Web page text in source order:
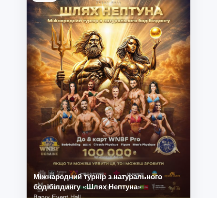
Міжнародний турнір з натурального
бодібілдингу «Шлях Нептуна»